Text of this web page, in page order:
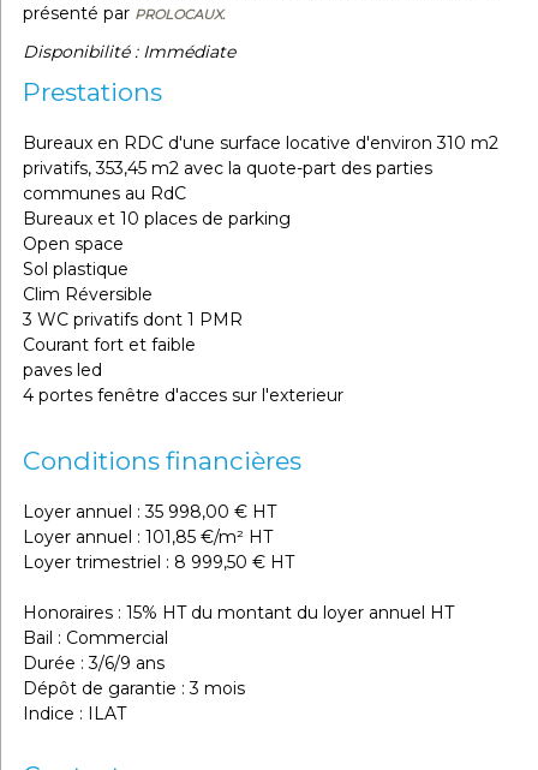
présenté par PROLOCAUX.
Disponibilité : Immédiate
Prestations
Bureaux en RDC d'une surface locative d'environ 310 m2
privatifs, 353,45 m2 avec la quote-part des parties
communes au RdC
Bureaux et 10 places de parking
Open space
Sol plastique
Clim Réversible
3 WC privatifs dont 1 PMR
Courant fort et faible
paves led
4 portes fenêtre d'acces sur l'exterieur
Conditions financières
Loyer annuel : 35 998,00 € HT
Loyer annuel : 101,85 €/m² HT
Loyer trimestriel : 8 999,50 € HT
Honoraires : 15% HT du montant du loyer annuel HT
Bail : Commercial
Durée : 3/6/9 ans
Dépôt de garantie : 3 mois
Indice : ILAT